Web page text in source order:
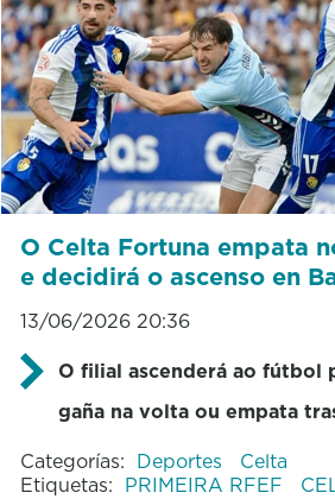
O Celta Fortuna empata
e decidirá o ascenso en
13/06/2026 20:36
O filial ascenderá ao fútbol
gaña na volta ou empata
Categorías: Deportes
Celta
Etiquetas: PRIMEIRA RFEF